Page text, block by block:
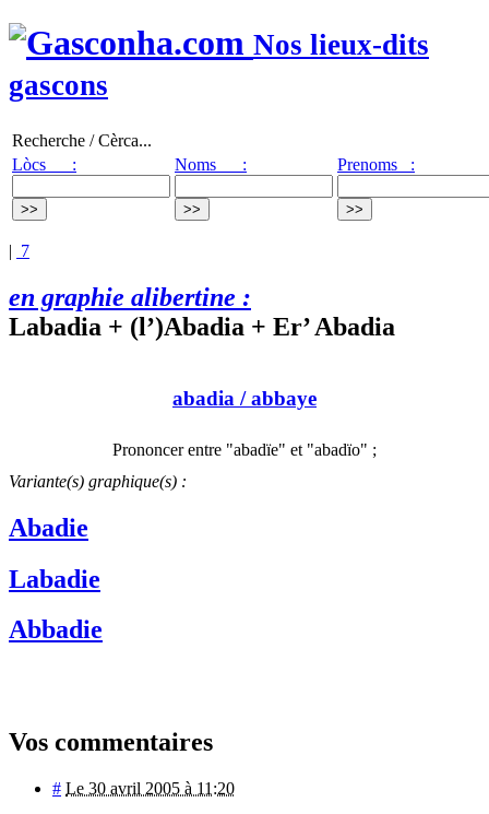
Nos lieux-dits
gascons
Recherche / Cèrca...
Lòcs :
Noms : Prenoms :
| 7
en graphie alibertine :
Labadia + (l’)Abadia + Er’ Abadia
abadia / abbaye
Prononcer entre "abadïe" et "abadïo" ;
Variante(s) graphique(s) :
Abadie
Labadie
Abbadie
Vos commentaires
# Le 30 avril 2005 à 11:20